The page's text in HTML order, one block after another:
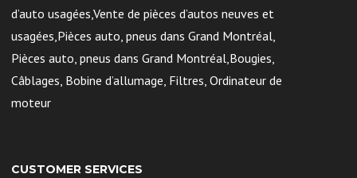
d’auto usagées,Vente de pièces d’autos neuves et
usagées,Pièces auto, pneus dans Grand Montréal,
Pièces auto, pneus dans Grand Montréal,Bougies,
Câblages, Bobine d’allumage, Filtres, Ordinateur de
moteur
CUSTOMER SERVICES